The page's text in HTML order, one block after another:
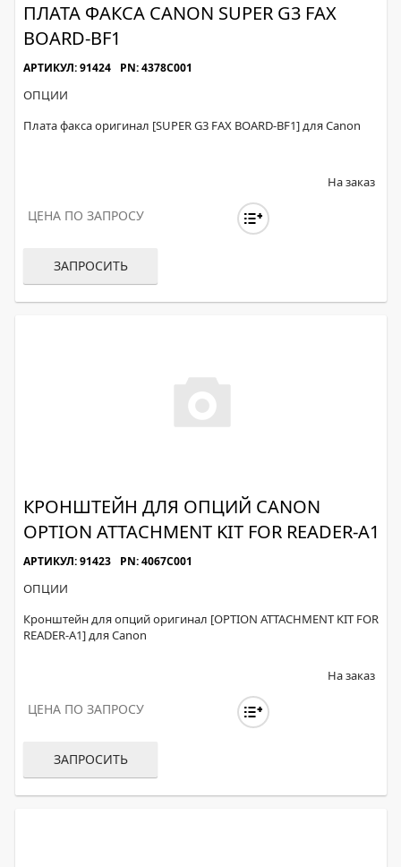
ПЛАТА ФАКСА CANON SUPER G3 FAX
BOARD-BF1
АРТИКУЛ: 91424 PN: 4378C001
ОПЦИИ
Плата факса оригинал [SUPER G3 FAX BOARD-BF1] для Canon
На заказ
ЦЕНА ПО ЗАПРОСУ
ЗАПРОСИТЬ
КРОНШТЕЙН ДЛЯ ОПЦИЙ CANON
OPTION ATTACHMENT KIT FOR READER-A1
АРТИКУЛ: 91423 PN: 4067C001
ОПЦИИ
Кронштейн для опций оригинал [OPTION ATTACHMENT KIT FOR
READER-A1] для Canon
На заказ
ЦЕНА ПО ЗАПРОСУ
ЗАПРОСИТЬ